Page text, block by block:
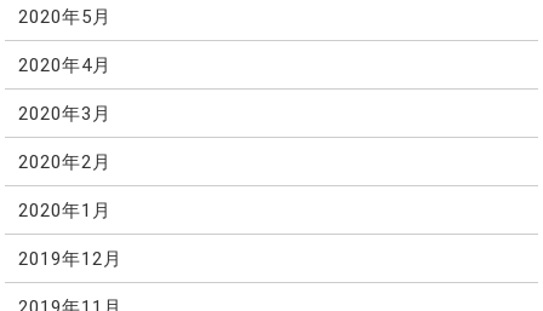
2020年5月
2020年4月
2020年3月
2020年2月
2020年1月
2019年12月